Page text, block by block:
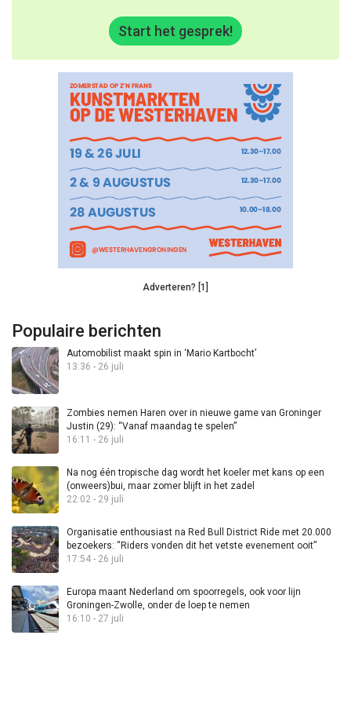
Start het gesprek!
Adverteren? [1]
Populaire berichten
Automobilist maakt spin in ‘Mario Kartbocht’
13:36 - 26 juli
Zombies nemen Haren over in nieuwe game van Groninger
Justin (29): “Vanaf maandag te spelen”
16:11 - 26 juli
Na nog één tropische dag wordt het koeler met kans op een
(onweers)bui, maar zomer blijft in het zadel
22:02 - 29 juli
Organisatie enthousiast na Red Bull District Ride met 20.000
bezoekers: “Riders vonden dit het vetste evenement ooit”
17:54 - 26 juli
Europa maant Nederland om spoorregels, ook voor lijn
Groningen-Zwolle, onder de loep te nemen
16:10 - 27 juli